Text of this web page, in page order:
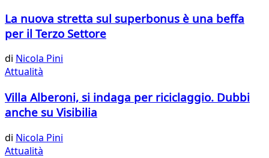
La nuova stretta sul superbonus è una beffa
per il Terzo Settore
di Nicola Pini
Attualità
Villa Alberoni, si indaga per riciclaggio. Dubbi
anche su Visibilia
di Nicola Pini
Attualità